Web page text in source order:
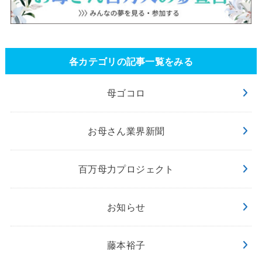
各カテゴリの記事一覧をみる
母ゴコロ
お母さん業界新聞
百万母力プロジェクト
お知らせ
藤本裕子